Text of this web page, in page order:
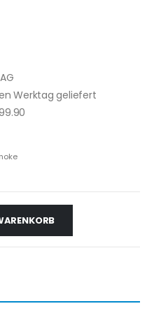
Werktag geliefert